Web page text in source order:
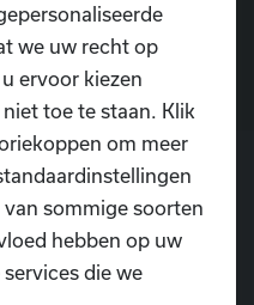
we uw recht op
ervoor kiezen
toe te staan. Klik
om meer
sommige soorten
hebben op uw
die we
ons
3